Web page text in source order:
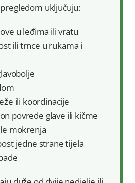
uključuju:
u leđima ili vratu
ili trnce u rukama i
ili koordinacije
povrede glave ili kičme
mokrenja
jedne strane tijela